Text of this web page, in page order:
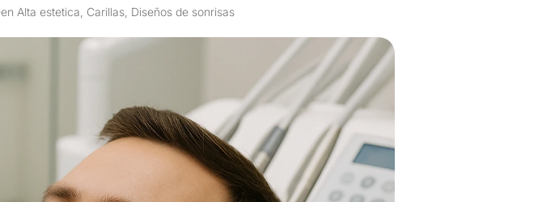
en Alta estetica, Carillas, Diseños de sonrisas